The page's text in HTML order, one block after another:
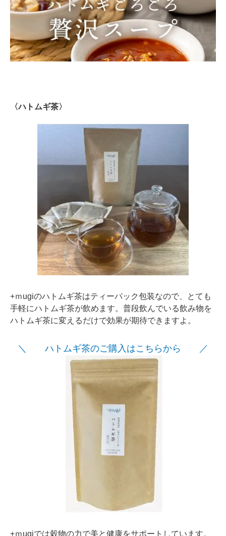
〈ハトムギ茶〉
+ｍugiのハトムギ茶はティーパック包装なので、とても
手軽にハトムギ茶が飲めます。普段飲んでいる飲み物を
ハトムギ茶に変えるだけで効果が期待できますよ。
＼ ハトムギ茶のご購入はこちらから ／
+ｍugiでは穀物の力で美と健康をサポートしています。